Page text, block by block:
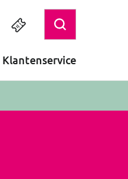
Klantenservice